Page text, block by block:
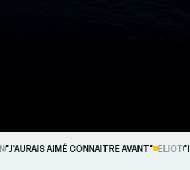
AIMÉ CONNAITRE AVANT" ELIOT"IL